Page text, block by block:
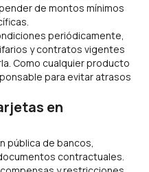
de montos mínimos
periódicamente,
y contratos vigentes
Como cualquier producto
para evitar atrasos
en
pública de bancos,
contractuales.